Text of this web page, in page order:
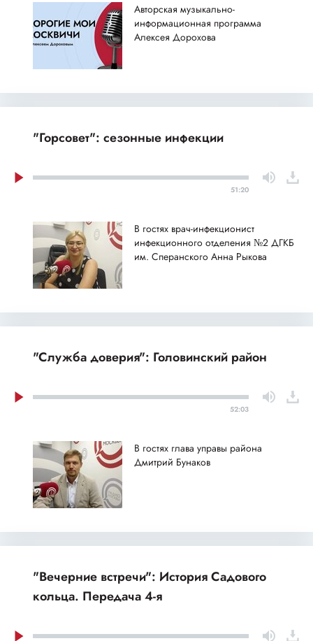
Авторская музыкально-
информационная программа
Алексея Дорохова
"Горсовет": сезонные инфекции
51:20
В гостях врач-инфекционист
инфекционного отделения №2 ДГКБ
им. Сперанского Анна Рыкова
"Служба доверия": Головинский район
52:03
В гостях глава управы района
Дмитрий Бунаков
"Вечерние встречи": История Садового
кольца. Передача 4-я